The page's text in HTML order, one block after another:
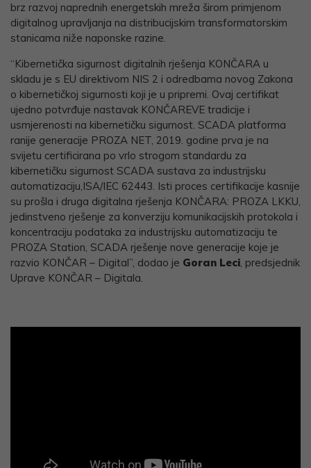
brz razvoj naprednih energetskih mreža širom primjenom
digitalnog upravljanja na distribucijskim transformatorskim
stanicama niže naponske razine.
“Kibernetička sigurnost digitalnih rješenja KONČARA u
skladu je s EU direktivom NIS 2 i odredbama novog Zakona
o kibernetičkoj sigurnosti koji je u pripremi. Ovaj certifikat
ujedno potvrđuje nastavak KONČAREVE tradicije i
usmjerenosti na kibernetičku sigurnost. SCADA platforma
ranije generacije PROZA NET, 2019. godine prva je na
svijetu certificirana po vrlo strogom standardu za
kibernetičku sigurnost SCADA sustava za industrijsku
automatizaciju,ISA/IEC 62443. Isti proces certifikacije kasnije
su prošla i druga digitalna rješenja KONČARA: PROZA LKKU,
jedinstveno rješenje za konverziju komunikacijskih protokola i
koncentraciju podataka za industrijsku automatizaciju te
PROZA Station, SCADA rješenje nove generacije koje je
razvio KONČAR – Digital”, dodao je Goran Leci, predsjednik
Uprave KONČAR – Digitala.